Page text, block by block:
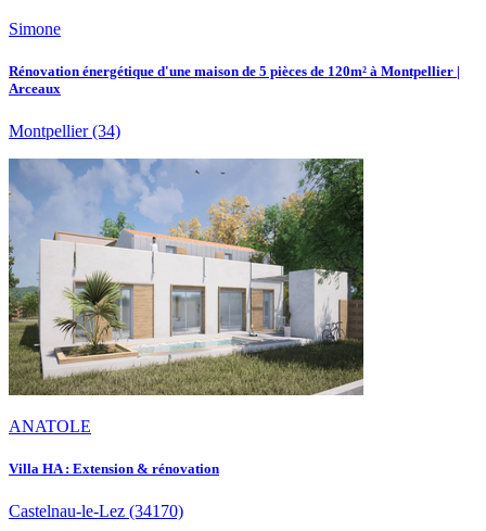
Simone
Rénovation énergétique d'une maison de 5 pièces de 120m² à Montpellier |
Arceaux
Montpellier(34)
ANATOLE
Villa HA : Extension & rénovation
Castelnau-le-Lez (34170)